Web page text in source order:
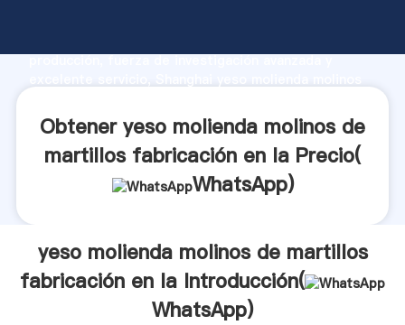
producción, fuerza de investigación avanzada y
y aporta valores a todos los clientes.
Obtener yeso molienda molinos de
martillos fabricación en la Precio(
WhatsApp)
yeso molienda molinos de martillos
fabricación en la Introducción(
WhatsApp)